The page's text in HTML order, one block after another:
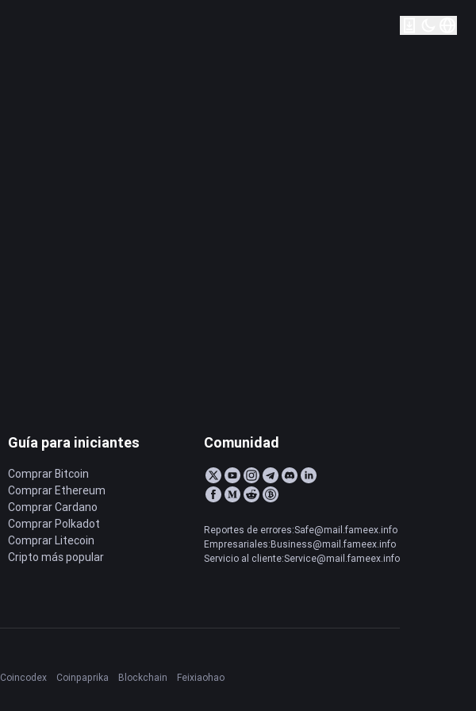
Guía para iniciantes
Comprar Bitcoin
Comprar Ethereum
Comprar Cardano
Comprar Polkadot
Comprar Litecoin
Cripto más popular
Comunidad
Reportes de errores:Safe@mail.fameex.info
Empresariales:Business@mail.fameex.info
Servicio al cliente:Service@mail.fameex.info
Coincodex Coinpaprika Blockchain
Feixiaohao